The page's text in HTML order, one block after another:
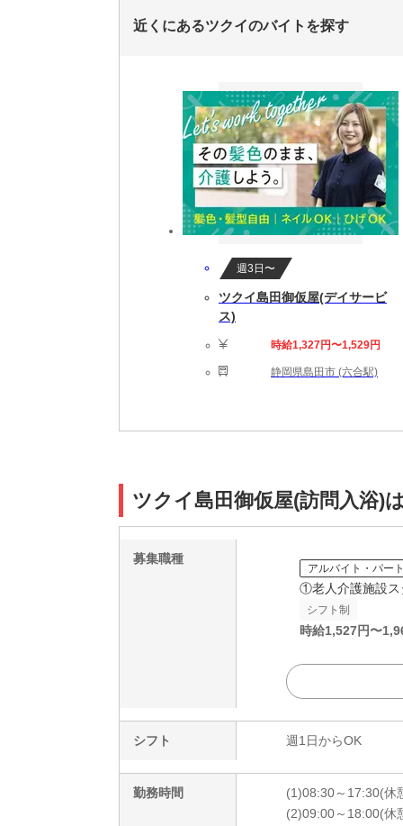
近くにあるツクイのバイトを探す
週3日〜
ツクイ島田御仮屋(デイサービ
ス)
時給1,327円〜1,529円
静岡県島田市 (六合駅)
ツクイ島田御仮屋(訪問入浴)
募集職種
アルバイト・パー
①老人介護施設ス
シフト制
時給1,527円〜
シフト 週1日からOK
勤務時間
(1)08:30～17:30(休
(2)09:00～18:00(休